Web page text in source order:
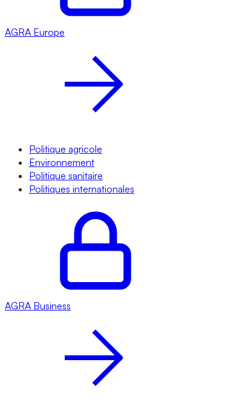
AGRA Europe
Politique agricole
Environnement
Politique sanitaire
Politiques internationales
AGRA Business